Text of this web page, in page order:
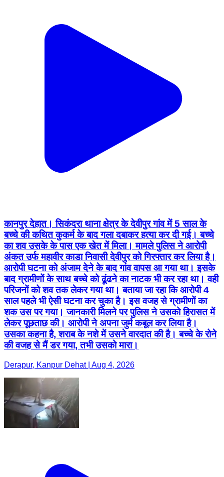
कानपुर देहात। सिकंदरा थाना क्षेत्र के देवीपुर गांव में 5 साल के
बच्चे की कथित कुकर्म के बाद गला दबाकर हत्या कर दी गई। बच्चे
का शव उसके के पास एक खेत में मिला। मामले पुलिस ने आरोपी
अंकत उर्फ महावीर काडा निवासी देवीपुर को गिरफ्तार कर लिया है।
आरोपी घटना को अंजाम देने के बाद गांव वापस आ गया था। इसके
बाद ग्रामीणों के साथ बच्चे को ढूंढने का नाटक भी कर रहा था। वही
परिजनों को शव तक लेकर गया था। बताया जा रहा कि आरोपी 4
साल पहले भी ऐसी घटना कर चुका है। इस वजह से ग्रामीणों का
शक उस पर गया। जानकारी मिलने पर पुलिस ने उसको हिरासत में
लेकर पूछताछ की। आरोपी ने अपना जुर्म कबूल कर लिया है।
उसका कहना है, शराब के नशे में उसने वारदात की है। बच्चे के रोने
की वजह से मैं डर गया, तभी उसको मारा।
Derapur, Kanpur Dehat | Aug 4, 2026